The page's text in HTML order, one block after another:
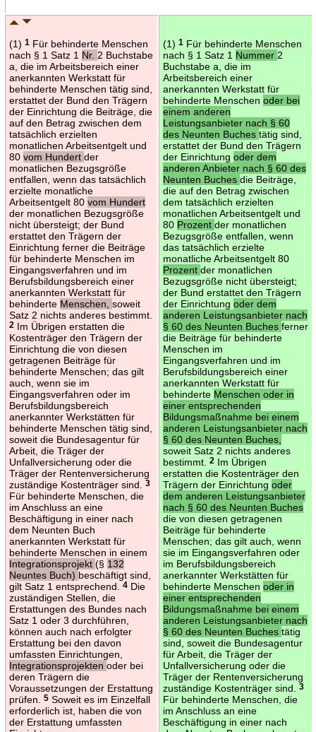
(1) 1Für behinderte Menschen
nach § 1 Satz 1 Nr. 2 Buchstabe
a, die im Arbeitsbereich einer
anerkannten Werkstatt für
behinderte Menschen tätig sind,
erstattet der Bund den Trägern
der Einrichtung die Beiträge, die
auf den Betrag zwischen dem
tatsächlich erzielten
monatlichen Arbeitsentgelt und
80 vom Hundert der
monatlichen Bezugsgröße
entfallen, wenn das tatsächlich
erzielte monatliche
Arbeitsentgelt 80 vom Hundert
der monatlichen Bezugsgröße
nicht übersteigt; der Bund
erstattet den Trägern der
Einrichtung ferner die Beiträge
für behinderte Menschen im
Eingangsverfahren und im
Berufsbildungsbereich einer
anerkannten Werkstatt für
behinderte Menschen, soweit
Satz 2 nichts anderes bestimmt.
2Im Übrigen erstatten die
Kostenträger den Trägern der
Einrichtung die von diesen
getragenen Beiträge für
behinderte Menschen; das gilt
auch, wenn sie im
Eingangsverfahren oder im
Berufsbildungsbereich
anerkannter Werkstätten für
behinderte Menschen tätig sind,
soweit die Bundesagentur für
Arbeit, die Träger der
Unfallversicherung oder die
Träger der Rentenversicherung
zuständige Kostenträger sind.
3
Für behinderte Menschen, die
im Anschluss an eine
Beschäftigung in einer nach
dem Neunten Buch
anerkannten Werkstatt für
behinderte Menschen in einem
Integrationsprojekt (§ 132
Neuntes Buch) beschäftigt sind,
gilt Satz 1 entsprechend.
4Die
zuständigen Stellen, die
Erstattungen des Bundes nach
Satz 1 oder 3 durchführen,
können auch nach erfolgter
Erstattung bei den davon
umfassten Einrichtungen,
Integrationsprojekten oder bei
deren Trägern die
Voraussetzungen der Erstattung
prüfen.
5Soweit es im Einzelfall
erforderlich ist, haben die von
der Erstattung umfassten
(1) 1Für behinderte Menschen
nach § 1 Satz 1 Nummer 2
Buchstabe a, die im
Arbeitsbereich einer
anerkannten Werkstatt für
behinderte Menschen oder bei
einem anderen
Leistungsanbieter nach § 60
des Neunten Buches tätig sind,
erstattet der Bund den Trägern
der Einrichtung oder dem
anderen Anbieter nach § 60 des
Neunten Buches die Beiträge,
die auf den Betrag zwischen
dem tatsächlich erzielten
monatlichen Arbeitsentgelt und
80 Prozent der monatlichen
Bezugsgröße entfallen, wenn
das tatsächlich erzielte
monatliche Arbeitsentgelt 80
Prozent der monatlichen
Bezugsgröße nicht übersteigt;
der Bund erstattet den Trägern
der Einrichtung oder dem
anderen Leistungsanbieter nach
§ 60 des Neunten Buches ferner
die Beiträge für behinderte
Menschen im
Eingangsverfahren und im
Berufsbildungsbereich einer
anerkannten Werkstatt für
behinderte Menschen oder in
einer entsprechenden
Bildungsmaßnahme bei einem
anderen Leistungsanbieter nach
§ 60 des Neunten Buches,
soweit Satz 2 nichts anderes
bestimmt.
2Im Übrigen
erstatten die Kostenträger den
Trägern der Einrichtung oder
dem anderen Leistungsanbieter
nach § 60 des Neunten Buches
die von diesen getragenen
Beiträge für behinderte
Menschen; das gilt auch, wenn
sie im Eingangsverfahren oder
im Berufsbildungsbereich
anerkannter Werkstätten für
behinderte Menschen oder in
einer entsprechenden
Bildungsmaßnahme bei einem
anderen Leistungsanbieter nach
§ 60 des Neunten Buches tätig
sind, soweit die Bundesagentur
für Arbeit, die Träger der
Unfallversicherung oder die
Träger der Rentenversicherung
zuständige Kostenträger sind.
3
Für behinderte Menschen, die
im Anschluss an eine
Beschäftigung in einer nach